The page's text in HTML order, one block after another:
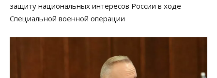
защиту национальных интересов России в ходе
Специальной военной операции